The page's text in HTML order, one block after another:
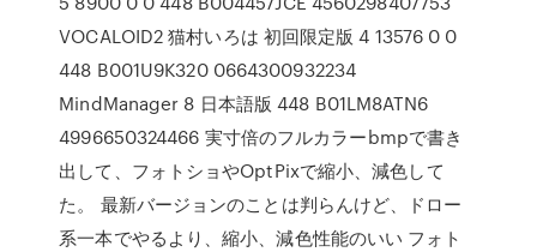
VOCALOID2 猫村いろは 初回限定版 4 13576 0 0
448 B001U9K320 0664300932234
MindManager 8 日本語版 448 B01LM8ATN6
4996650324466 実寸倍のフルカラーbmpで書き
出して、フォトショやOptPixで縮小、減色して
た。 最新バージョンのことは判らんけど、ドロー
系一本でやるより、縮小、減色性能のいい フォト